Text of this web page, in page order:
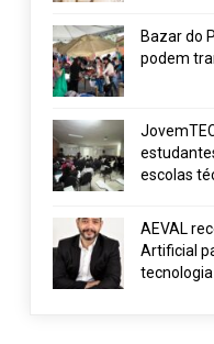
Bazar do
podem
escolas
AEVAL
Artificial